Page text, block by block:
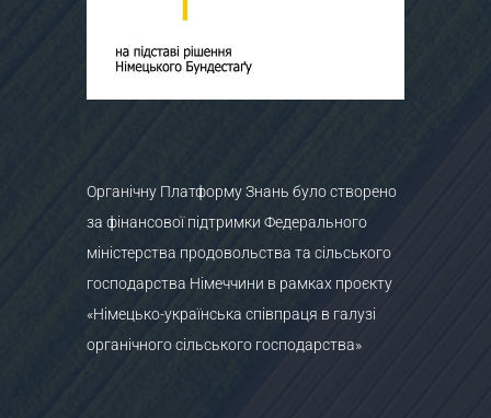
Органічну Платформу Знань було створено
за фінансової підтримки Федерального
міністерства продовольства та сільського
господарства Німеччини в рамках проєкту
«Німецько-українська співпраця в галузі
органічного сільського господарства»